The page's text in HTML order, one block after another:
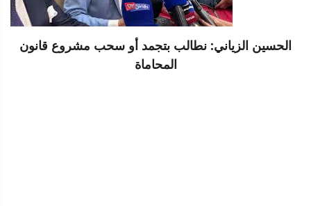
الحسين الزياني: نطالب بتجمد أو سحب مشروع قانون
المحاماة